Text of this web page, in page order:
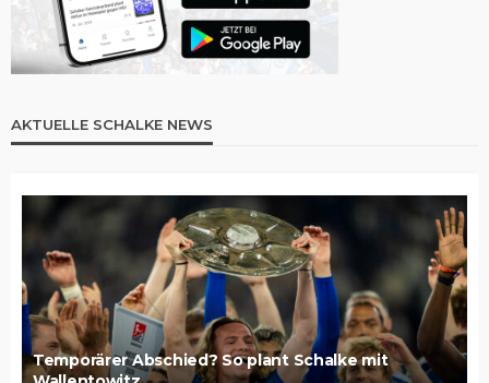
AKTUELLE SCHALKE NEWS
Temporärer Abschied? So plant Schalke mit